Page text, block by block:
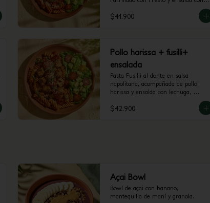
lechuga, tomate cherry y aguacate.
$41.900
Pollo harissa + fusilli+
ensalada
Pasta Fusilli al dente en salsa
napolitana, acompañada de pollo
harissa y ensalda con lechuga,
$42.900
Açai Bowl
Bowl de açai con banano,
mantequilla de maní y granola.